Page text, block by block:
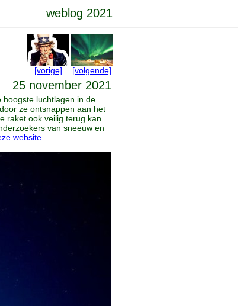
weblog 2021
[vorige] [volgende]
25 november 2021
hoogste luchtlagen in de
ze ontsnappen aan het
raket ook veilig terug kan
van sneeuw en
website